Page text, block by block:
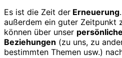
Es ist die Zeit der Erneuerung
außerdem ein guter Zeitpunkt
können über unser
Beziehungen (zu uns, zu
bestimmten Themen usw.)